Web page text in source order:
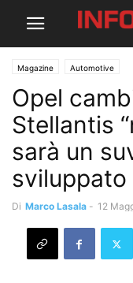
Magazine Automotive
Opel
Stellantis
sarà un
Di Marco Lasala - 12